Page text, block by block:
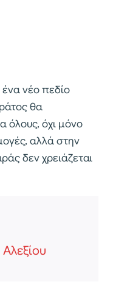
ένα νέο πεδίο
θα
όλους, όχι μόνο
αλλά στην
δεν χρειάζεται